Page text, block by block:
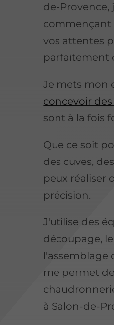
de-Provence,
commençant
vos attentes
parfaitement
Je mets mon
concevoir
sont à la fois
Que ce soit
des cuves,
peux réaliser
précision.
J'utilise des
découpage,
l'assemblage
me permet
à Salon-de-